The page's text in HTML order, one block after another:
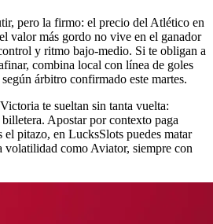
pero la firmo: el precio del Atlético en
valor más gordo no vive en el ganador
y ritmo bajo-medio. Si te obligan a
combina local con línea de goles
árbitro confirmado este martes.
te sueltan sin tanta vuelta:
Apostar por contexto paga
el pitazo, en LucksSlots puedes matar
volatilidad como Aviator, siempre con